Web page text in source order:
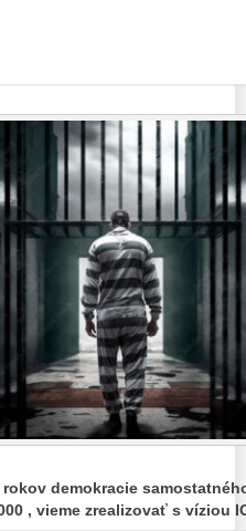
demokracie
, vieme zrealizovať s víziou